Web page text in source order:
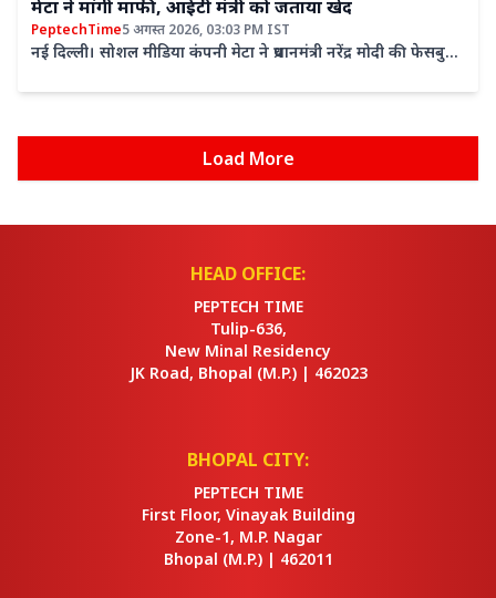
मेटा ने मांगी माफी, आईटी मंत्री को जताया खेद
PeptechTime5 अगस्त 2026, 03:03 PM IST
नई दिल्ली। सोशल मीडिया कंपनी मेटा ने प्रधानमंत्री नरेंद्र मोदी की फेसबुक
Load More
HEAD OFFICE:
PEPTECH TIME
Tulip-636,
New Minal Residency
JK Road, Bhopal (M.P.) | 462023
BHOPAL CITY:
PEPTECH TIME
First Floor, Vinayak Building
Zone-1, M.P. Nagar
Bhopal (M.P.) | 462011